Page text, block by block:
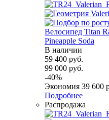
Велосипед Titan
Pineapple Soda
В наличии
59 400 руб.
99 000 руб.
-40%
Экономия 39 600
Подробнее
Распродажа